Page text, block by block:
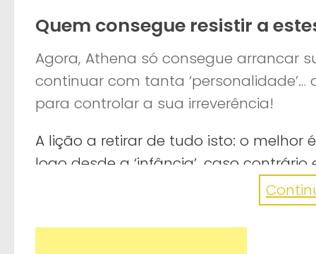
Quem consegue resistir a
Agora, Athena só consegue arrancar
continuar com tanta
para controlar a sua irreverência!
A lição a retirar de tudo isto: o
logo desde a ‘infância’, caso
https://www.facebook.com/